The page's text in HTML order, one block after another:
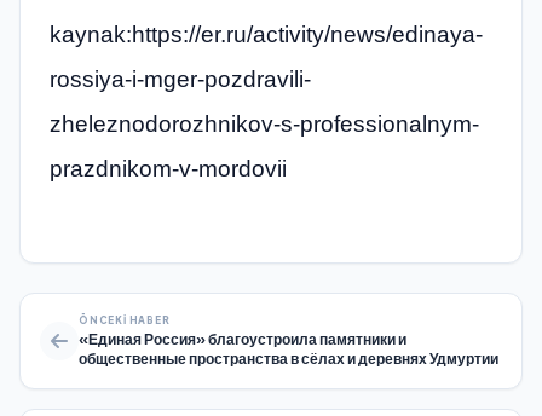
kaynak:https://er.ru/activity/news/edinaya-
rossiya-i-mger-pozdravili-
zheleznodorozhnikov-s-professionalnym-
prazdnikom-v-mordovii
ÖNCEKI HABER
«Единая Россия» благоустроила памятники и
общественные пространства в сёлах и деревнях Удмуртии